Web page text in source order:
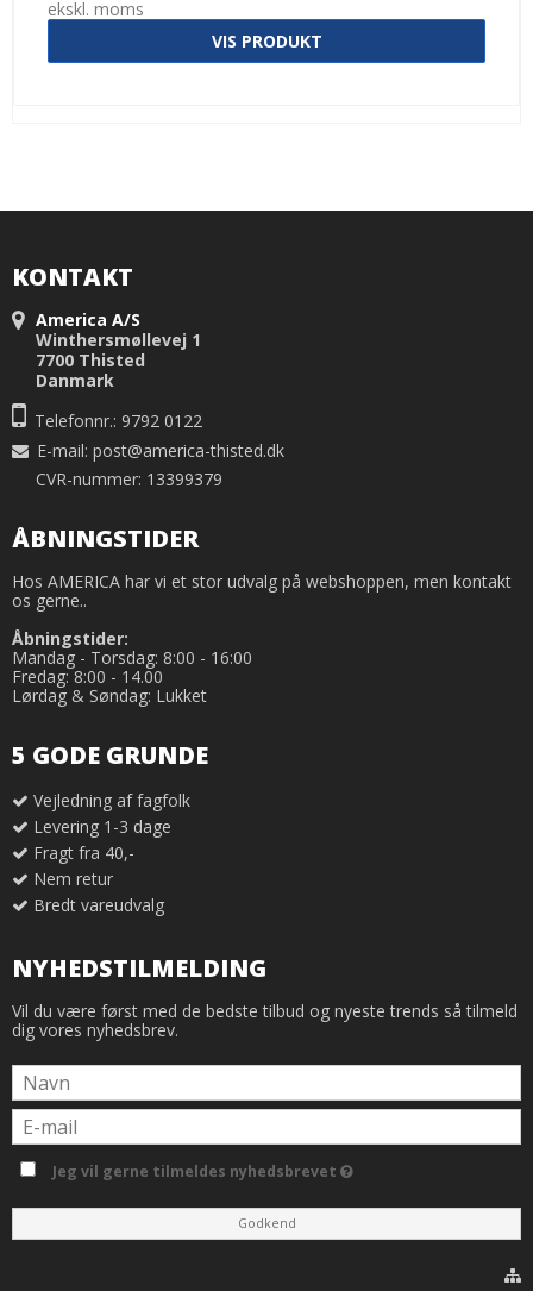
ekskl. moms
VIS PRODUKT
KONTAKT
America A/S
Winthersmøllevej 1
7700 Thisted
Danmark
Telefonnr.: 9792 0122
E-mail: post@america-thisted.dk
CVR-nummer: 13399379
ÅBNINGSTIDER
Hos AMERICA har vi et stor udvalg på webshoppen, men kontakt
os gerne..
Åbningstider:
Mandag - Torsdag: 8:00 - 16:00
Fredag: 8:00 - 14.00
Lørdag & Søndag: Lukket
5 GODE GRUNDE
Vejledning af fagfolk
Levering 1-3 dage
Fragt fra 40,-
Nem retur
Bredt vareudvalg
NYHEDSTILMELDING
Vil du være først med de bedste tilbud og nyeste trends så tilmeld
dig vores nyhedsbrev.
Jeg vil gerne tilmeldes nyhedsbrevet
Godkend